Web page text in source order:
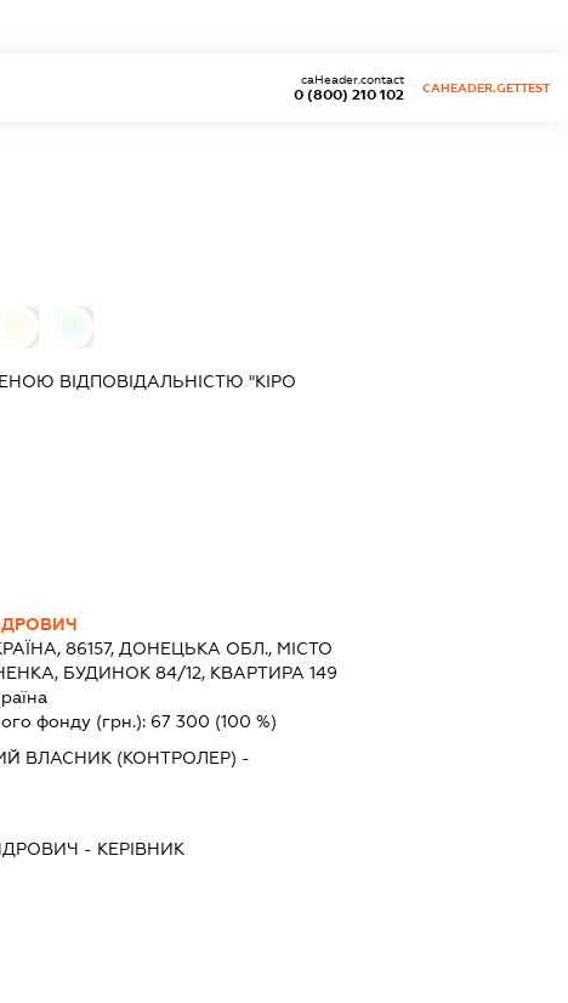
0 (800) 210 102
caHeader.contact
CAHEADER.GETTEST
ВІДПОВІДАЛЬНІСТЮ "КІРО
86157, ДОНЕЦЬКА ОБЛ., МІСТО
БУДИНОК 84/12, КВАРТИРА 149
фонду (грн.): 67 300 (100 %)
ВЛАСНИК (КОНТРОЛЕР) -
- КЕРІВНИК